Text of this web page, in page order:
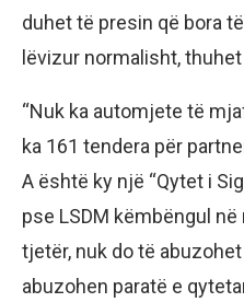
duhet të presin që bora
lëvizur normalisht,
“Nuk ka automjete të
ka 161 tendera për
A është ky një “Qytet i
pse LSDM këmbëngul
tjetër, nuk do të
abuzohen paratë e